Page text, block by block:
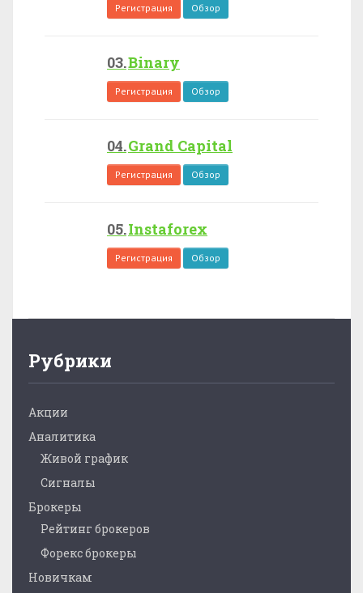
Регистрация Обзор
Binary
Регистрация Обзор
Grand Capital
Регистрация Обзор
Instaforex
Регистрация Обзор
Рубрики
Акции
Аналитика
Живой график
Сигналы
Брокеры
Рейтинг брокеров
Форекс брокеры
Новичкам